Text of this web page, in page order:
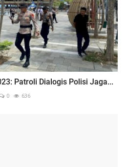
Patroli Dialogis Polisi Jaga...
0 636